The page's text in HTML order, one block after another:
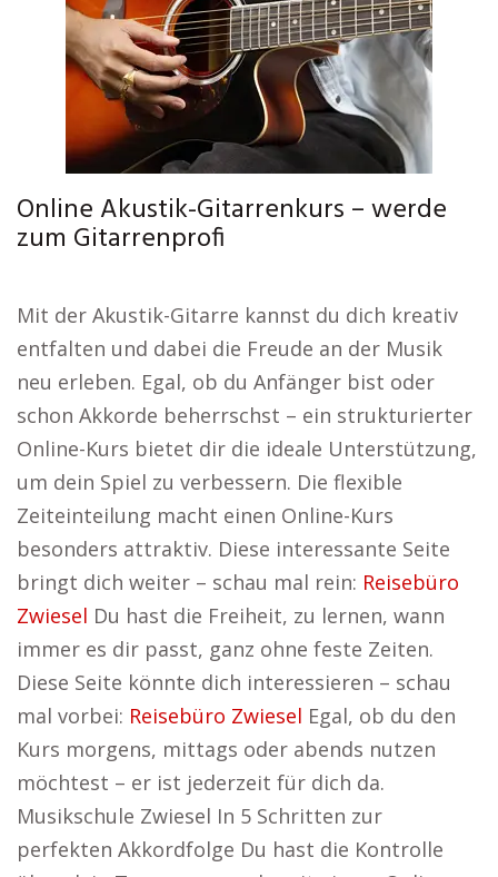
Online Akustik-Gitarrenkurs – werde
zum Gitarrenprofi
Mit der Akustik-Gitarre kannst du dich kreativ
entfalten und dabei die Freude an der Musik
neu erleben. Egal, ob du Anfänger bist oder
schon Akkorde beherrschst – ein strukturierter
Online-Kurs bietet dir die ideale Unterstützung,
um dein Spiel zu verbessern. Die flexible
Zeiteinteilung macht einen Online-Kurs
besonders attraktiv. Diese interessante Seite
bringt dich weiter – schau mal rein: Reisebüro
Zwiesel Du hast die Freiheit, zu lernen, wann
immer es dir passt, ganz ohne feste Zeiten.
Diese Seite könnte dich interessieren – schau
mal vorbei: Reisebüro Zwiesel Egal, ob du den
Kurs morgens, mittags oder abends nutzen
möchtest – er ist jederzeit für dich da.
Musikschule Zwiesel In 5 Schritten zur
perfekten Akkordfolge Du hast die Kontrolle